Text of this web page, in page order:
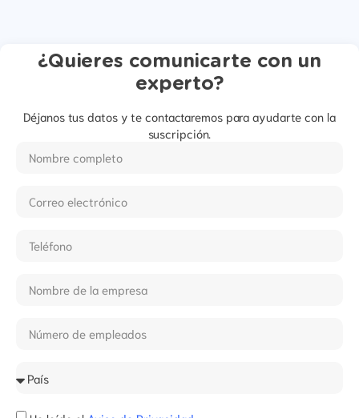
¿Quieres comunicarte con un
experto?
Déjanos tus datos y te contactaremos para ayudarte con la
suscripción.